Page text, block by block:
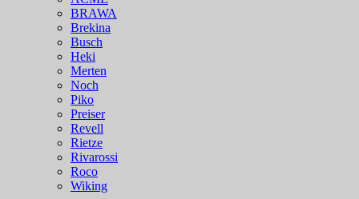
BRAWA
Brekina
Busch
Heki
Merten
Noch
Piko
Preiser
Revell
Rietze
Rivarossi
Roco
Wiking